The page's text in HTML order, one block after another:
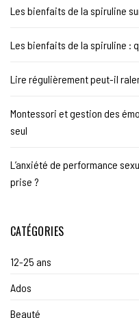
Les bienfaits de la spiruline
Les bienfaits de la spiruline :
Lire régulièrement peut-il
Montessori et gestion des
seul
L’anxiété de performance
prise ?
CATÉGORIES
12-25 ans
Ados
Beauté